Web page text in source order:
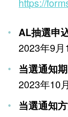
AL抽選申
2023年9
当選通知
2023年10
当選通知